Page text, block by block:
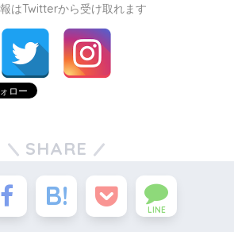
はTwitterから受け取れます
SHARE
LINE